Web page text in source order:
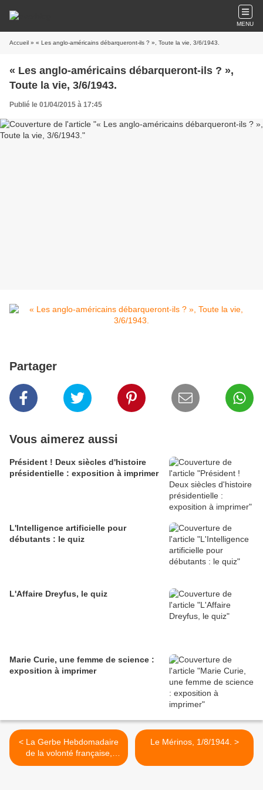
MENU
Accueil » « Les anglo-américains débarqueront-ils ? », Toute la vie, 3/6/1943.
« Les anglo-américains débarqueront-ils ? »,
Toute la vie, 3/6/1943.
Publié le 01/04/2015 à 17:45
Partager
Vous aimerez aussi
Président ! Deux siècles d'histoire
présidentielle : exposition à imprimer
L'Intelligence artificielle pour
débutants : le quiz
L'Affaire Dreyfus, le quiz
Marie Curie, une femme de science :
exposition à imprimer
< La Gerbe Hebdomadaire
de la volonté française,
21/8/1941.
Le Mérinos, 1/8/1944. >